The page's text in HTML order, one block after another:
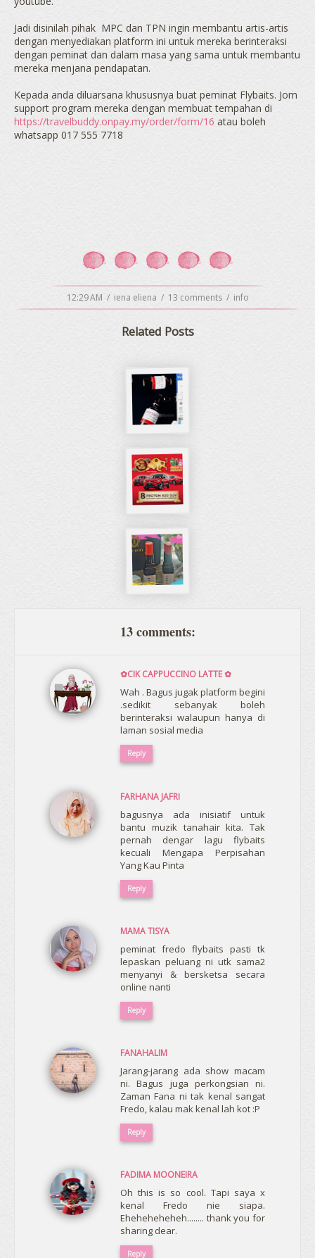
Jadi disinilah pihak MPC dan TPN ingin membantu artis-artis
dengan menyediakan platform ini untuk mereka berinteraksi
dengan peminat dan dalam masa yang sama untuk membantu
mereka menjana pendapatan.
Kepada anda diluarsana khususnya buat peminat Flybaits. Jom
support program mereka dengan membuat tempahan di
https://travelbuddy.onpay.my/order/form/16 atau boleh
whatsapp 017 555 7718
12:29 AM / iena eliena / 13 comments / info
Related Posts
13 comments:
✿CIK CAPPUCCINO LATTE ✿
Wah . Bagus jugak platform begini
.sedikit sebanyak boleh
berinteraksi walaupun hanya di
laman sosial media
Reply
FARHANA JAFRI
bagusnya ada inisiatif untuk
bantu muzik tanahair kita. Tak
pernah dengar lagu flybaits
kecuali Mengapa Perpisahan
Yang Kau Pinta
Reply
MAMA TISYA
peminat fredo flybaits pasti tk
lepaskan peluang ni utk sama2
menyanyi & bersketsa secara
online nanti
Reply
FANAHALIM
Jarang-jarang ada show macam
ni. Bagus juga perkongsian ni.
Zaman Fana ni tak kenal sangat
Fredo, kalau mak kenal lah kot :P
Reply
FADIMA MOONEIRA
Oh this is so cool. Tapi saya x
kenal Fredo nie siapa.
Eheheheheheh........ thank you for
sharing dear.
Reply